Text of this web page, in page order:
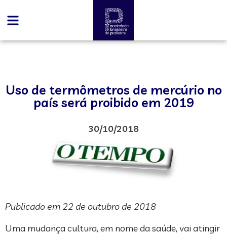
Uso de termômetros de mercúrio no
país será proibido em 2019
30/10/2018
Publicado em 22 de outubro de 2018
Uma mudança cultura, em nome da saúde, vai atingir